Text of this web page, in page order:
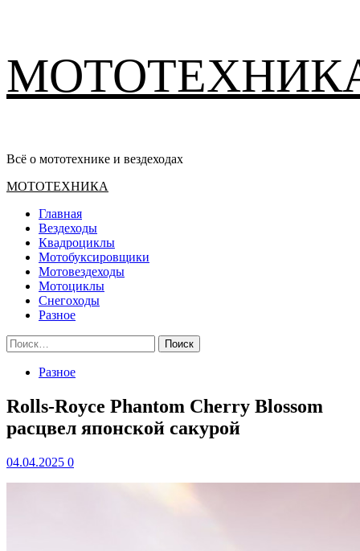
содержимому
Всё о мототехнике и вездеходах
Основное
МОТОТЕХНИКА
Главная
Вездеходы
Квадроциклы
Мотобуксировщики
Мотовездеходы
Мотоциклы
Снегоходы
Разное
Найти:
Разное
Rolls-Royce Phantom Cherry Blossom
расцвел японской сакурой
04.04.2025 0